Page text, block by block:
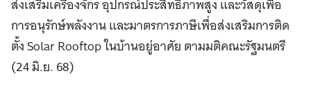
ส่งเสริมเครื่องจักร อุปกรณ์ประสิทธิภาพสูง และวัสดุเพื่อ
การอนุรักษ์พลังงาน และมาตรการภาษีเพื่อส่งเสริมการติด
ตั้ง Solar Rooftop ในบ้านอยู่อาศัย ตามมติคณะรัฐมนตรี
(24 มิ.ย. 68)